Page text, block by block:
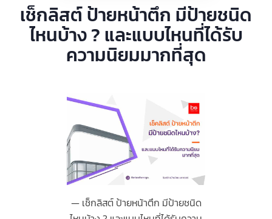
เช็กลิสต์ ป้ายหน้าตึก มีป้ายชนิด
ไหนบ้าง ? และแบบไหนที่ได้รับ
ความนิยมมากที่สุด
เช็กลิสต์ ป้ายหน้าตึก มีป้ายชนิด